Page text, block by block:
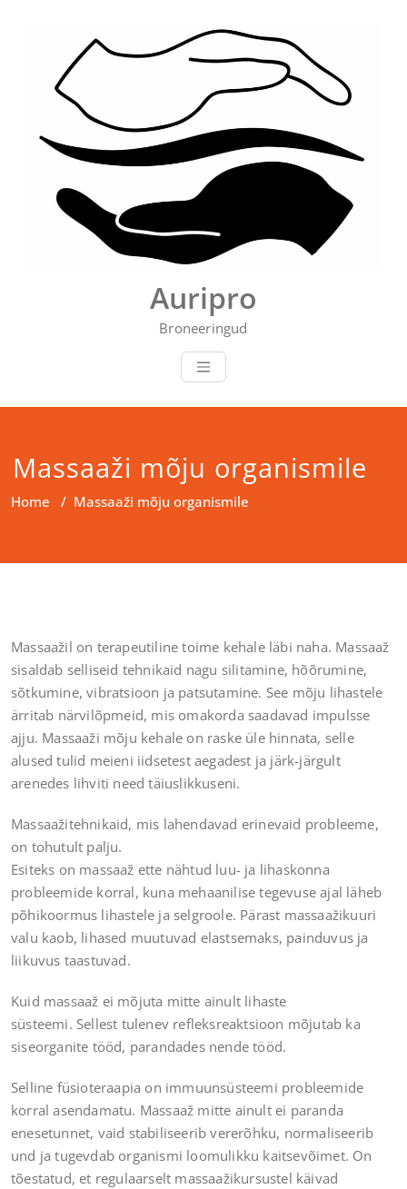
Auripro
Broneeringud
Massaaži mõju organismile
Home / Massaaži mõju organismile
Massaažil on terapeutiline toime kehale läbi naha. Massaaž
sisaldab selliseid tehnikaid nagu silitamine, hõõrumine,
sõtkumine, vibratsioon ja patsutamine. See mõju lihastele
ärritab närvilõpmeid, mis omakorda saadavad impulsse
ajju. Massaaži mõju kehale on raske üle hinnata, selle
alused tulid meieni iidsetest aegadest ja järk-järgult
arenedes lihviti need täiuslikkuseni.
Massaažitehnikaid, mis lahendavad erinevaid probleeme,
on tohutult palju.
Esiteks on massaaž ette nähtud luu- ja lihaskonna
probleemide korral, kuna mehaanilise tegevuse ajal läheb
põhikoormus lihastele ja selgroole. Pärast massaažikuuri
valu kaob, lihased muutuvad elastsemaks, painduvus ja
liikuvus taastuvad.
Kuid massaaž ei mõjuta mitte ainult lihaste
süsteemi. Sellest tulenev refleksreaktsioon mõjutab ka
siseorganite tööd, parandades nende tööd.
Selline füsioteraapia on immuunsüsteemi probleemide
korral asendamatu. Massaaž mitte ainult ei paranda
enesetunnet, vaid stabiliseerib vererõhku, normaliseerib
und ja tugevdab organismi loomulikku kaitsevõimet. On
tõestatud, et regulaarselt massaažikursustel käivad